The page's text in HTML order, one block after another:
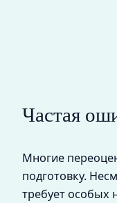
Частая
Многие
подготовку.
требует особых